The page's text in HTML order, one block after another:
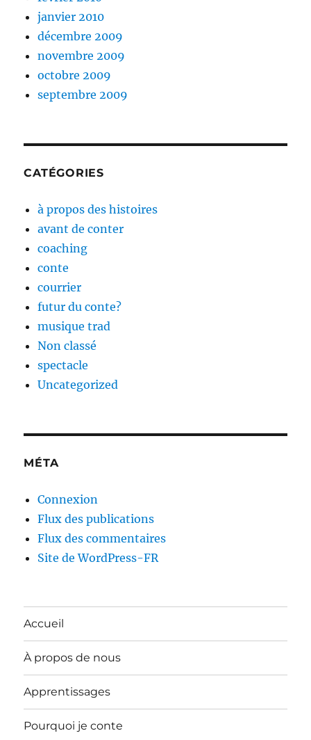
janvier 2010
décembre 2009
novembre 2009
octobre 2009
septembre 2009
CATÉGORIES
à propos des histoires
avant de conter
coaching
conte
courrier
futur du conte?
musique trad
Non classé
spectacle
Uncategorized
MÉTA
Connexion
Flux des publications
Flux des commentaires
Site de WordPress-FR
Accueil
À propos de nous
Apprentissages
Pourquoi je conte